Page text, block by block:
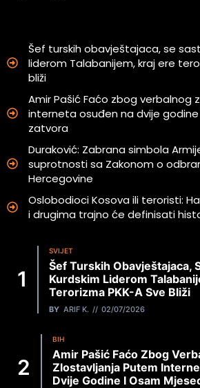
Šef turskih obavještajaca, se
liderom Talabanijem, kraj ere
bliži
Amir Pašić Faćo zbog verbalnog
interneta osuđen na dvije
zatvora
Duraković: Zabrana simbola
suprotnosti sa Zakonom o
Hercegovine
Oslobodioci Kosova ili teroristi:
i drugima trajno će definisati
SVIJET
Šef Turskih Obavještajaca,
Kurdskim Liderom
Terorizma PKK-A Sve Bliži
BY ARIF K. 02/07/2026
BIH
Amir Pašić Faćo Zbog
Zlostavljanja Putem
Dvije Godine I Osam